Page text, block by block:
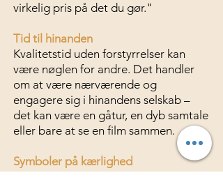
virkelig pris på det du gør."
Tid til hinanden
Kvalitetstid uden forstyrrelser kan
være nøglen for andre. Det handler
om at være nærværende og
engagere sig i hinandens selskab –
det kan være en gåtur, en dyb samtale
eller bare at se en film sammen.
Symboler på kærlighed